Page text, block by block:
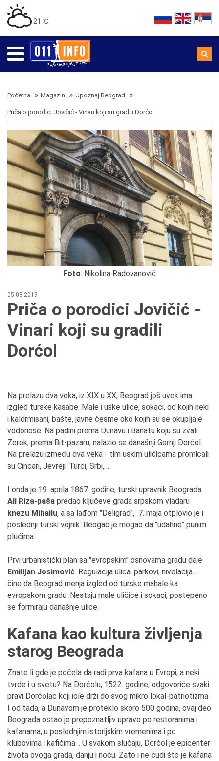
21 ℃
Početna Magazin Upoznaj Beograd
Priča o porodici Jovičić - Vinari koji su gradili Dorćol
Foto: Nikolina Radovanović
05.03.2019
Priča o porodici Jovičić -
Vinari koji su gradili
Dorćol
Na prelazu dva veka, iz XIX u XX, Beograd još uvek ima
izgled turske kasabe. Male i uske ulice, sokaci, od kojih neki
i kaldrmisani, bašte, javne česme oko kojih su se okupljale
vodonoše. Na padini prema Dunavu i Banatu koju su zvali
Zerek, prema Bit-pazaru, nalazio se današnji Gornji Dorćol.
Na prelazu između dva veka - tim uskim uličicama promicali
su Cincari, Jevreji, Turci, Srbi,…
I onda je 19. aprila 1867. godine, turski upravnik Beograda
Ali Riza-paša predao ključeve grada srpskom vladaru
knezu Mihailu, a sa lađom "Deligrad", 7. maja otplovio je i
poslednji turski vojnik. Beogad je mogao da "udahne" punim
plućima.
Prvi urbanistički plan sa "evropskim" osnovama gradu daje
Emilijan Josimović. Regulacija ulica, parkovi, nivelacija…
čine da Beograd menja izgled od turske mahale ka
evropskom gradu. Nestaju male uličice i sokaci, postepeno
se formiraju današnje ulice.
Kafana kao kultura življenja
starog Beograda
Znate li gde je počela da radi prva kafana u Evropi, a neki
tvrde i u svetu? Na Dorćolu, 1522. godine, odgovoriće svaki
pravi Dorćolac koji iole drži do svog mikro lokal-patriotizma.
I od tada, a Dunavom je proteklo skoro 500 godina, ovaj deo
Beograda ostao je prepoznatljiv upravo po restoranima i
kafanama, u poslednjim istorijskim vremenima i po
klubovima i kafićima… U svakom slučaju, Dorćol je epicenter
života ovoga grada, danju i noću. Zato i ne čudi što je kafana